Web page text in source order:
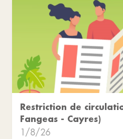
Restriction de
Fangeas - Cayres)
1/8/26